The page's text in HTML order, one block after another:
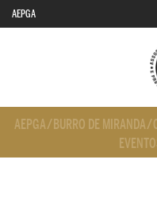
AEPGA
AEPGA/ BURRO DE MIRANDA/